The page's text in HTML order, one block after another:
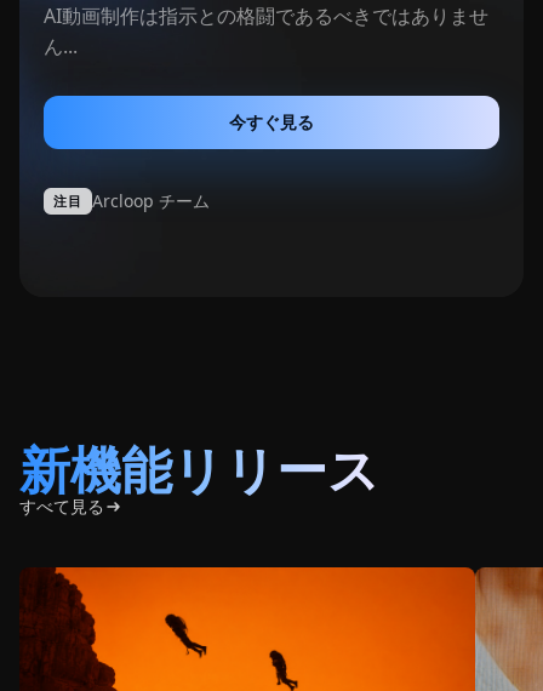
AI動画制作は指示との格闘であるべきではありませ
ん...
今すぐ見る
注目 Arcloop チーム
新機能リリース
すべて見る